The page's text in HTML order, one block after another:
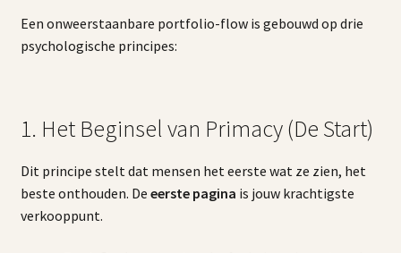
Een onweerstaanbare portfolio-flow is gebouwd op drie
psychologische principes:
1. Het Beginsel van Primacy (De Start)
Dit principe stelt dat mensen het eerste wat ze zien, het
beste onthouden. De eerste pagina is jouw krachtigste
verkooppunt.